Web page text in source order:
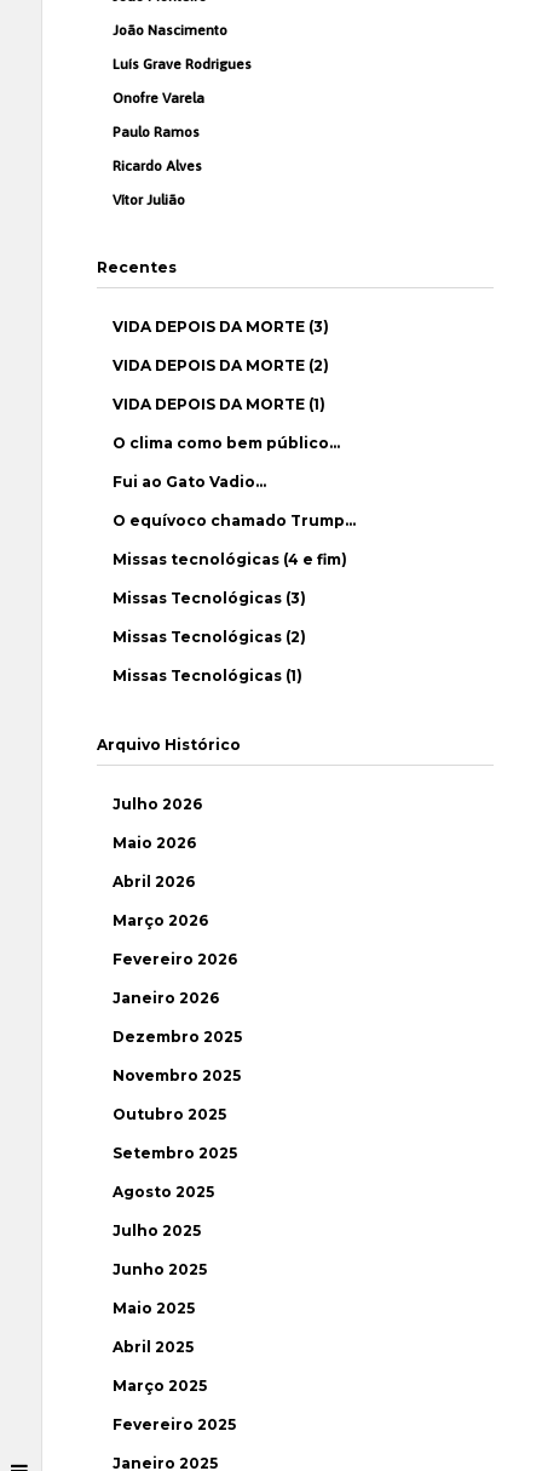
João Nascimento
Luís Grave Rodrigues
Onofre Varela
Paulo Ramos
Ricardo Alves
Vítor Julião
Recentes
VIDA DEPOIS DA MORTE (3)
VIDA DEPOIS DA MORTE (2)
VIDA DEPOIS DA MORTE (1)
O clima como bem público…
Fui ao Gato Vadio…
O equívoco chamado Trump…
Missas tecnológicas (4 e fim)
Missas Tecnológicas (3)
Missas Tecnológicas (2)
Missas Tecnológicas (1)
Arquivo Histórico
Julho 2026
Maio 2026
Abril 2026
Março 2026
Fevereiro 2026
Janeiro 2026
Dezembro 2025
Novembro 2025
Outubro 2025
Setembro 2025
Agosto 2025
Julho 2025
Junho 2025
Maio 2025
Abril 2025
Março 2025
Fevereiro 2025
Janeiro 2025